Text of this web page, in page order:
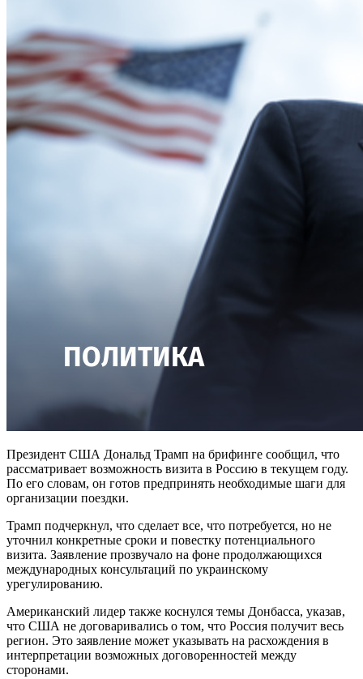
Президент США Дональд Трамп на брифинге сообщил, что
рассматривает возможность визита в Россию в текущем году.
По его словам, он готов предпринять необходимые шаги для
организации поездки.
Трамп подчеркнул, что сделает все, что потребуется, но не
уточнил конкретные сроки и повестку потенциального
визита. Заявление прозвучало на фоне продолжающихся
международных консультаций по украинскому
урегулированию.
Американский лидер также коснулся темы Донбасса, указав,
что США не договаривались о том, что Россия получит весь
регион. Это заявление может указывать на расхождения в
интерпретации возможных договоренностей между
сторонами.